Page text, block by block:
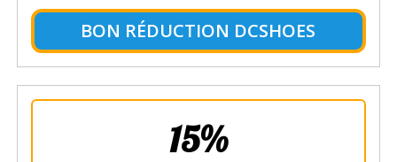
BON RÉDUCTION DCSHOES
15%